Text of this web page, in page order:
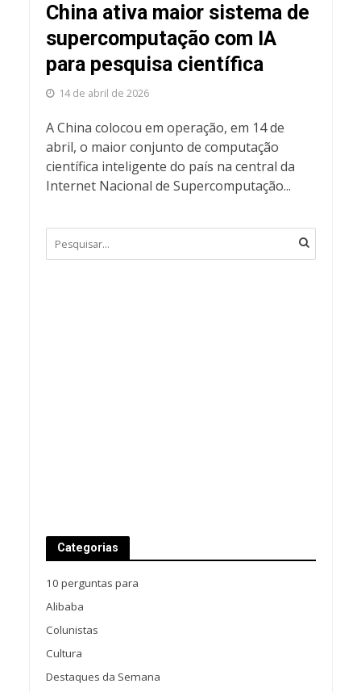
China ativa maior sistema de
supercomputação com IA
para pesquisa científica
14 de abril de 2026
A China colocou em operação, em 14 de
abril, o maior conjunto de computação
científica inteligente do país na central da
Internet Nacional de Supercomputação...
Categorias
10 perguntas para
Alibaba
Colunistas
Cultura
Destaques da Semana